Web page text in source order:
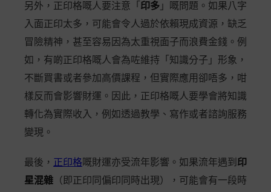
另外，正印格嘅人要注意「 印多 」嘅問題。如果八字
入面正印太多，可能會令人過於依賴現成資源，缺乏
冒險精神，甚至容易因為太重視面子而浪費金錢。例
如，有啲正印格嘅人會為咗維持「知識分子」形象，
不斷買書或者參加高價課程，但實際應用卻唔多，咁
樣反而會影響財運。因此，正印格嘅人要學會將知識
轉化為實際收入，例如透過教學、寫作或者諮詢服務
變現。
最後， 正印格嘅財運亦受流年影響。如果流年遇到 印
星混雜 （即正印同偏印同時出現），可能會有一段時